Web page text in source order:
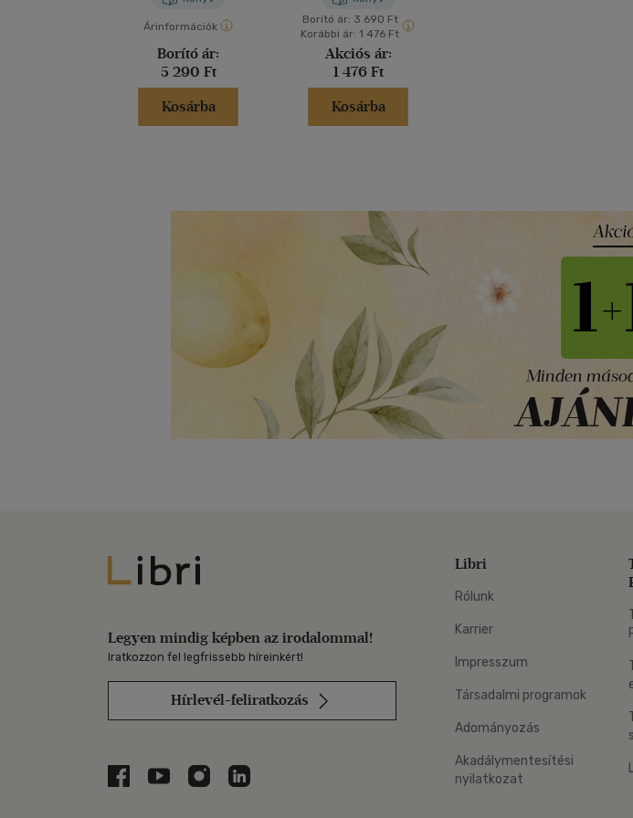
Árinformációk
Borító ár:
5 290 Ft
Kosárba
Borító ár: 3 690 Ft
Korábbi ár: 1 476 Ft
Akciós ár:
1 476 Ft
Kosárba
Libri
Legyen mindig képben az irodalommal!
Iratkozzon fel legfrissebb híreinkért!
Hírlevél-feliratkozás
Libri a Facebookon
Libri a Youtube-on
Libri az Instagramon
Libri a LinkedInen
Libri
Rólunk
Karrier
Impresszum
Társadalmi programok
Adományozás
Akadálymentesítési
nyilatkozat